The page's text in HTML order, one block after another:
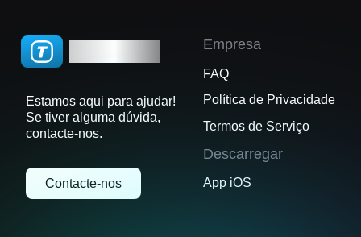
Estamos aqui para ajudar!
Se tiver alguma dúvida,
contacte-nos.
Contacte-nos
Empresa
FAQ
Política de Privacidade
Termos de Serviço
Descarregar
App iOS